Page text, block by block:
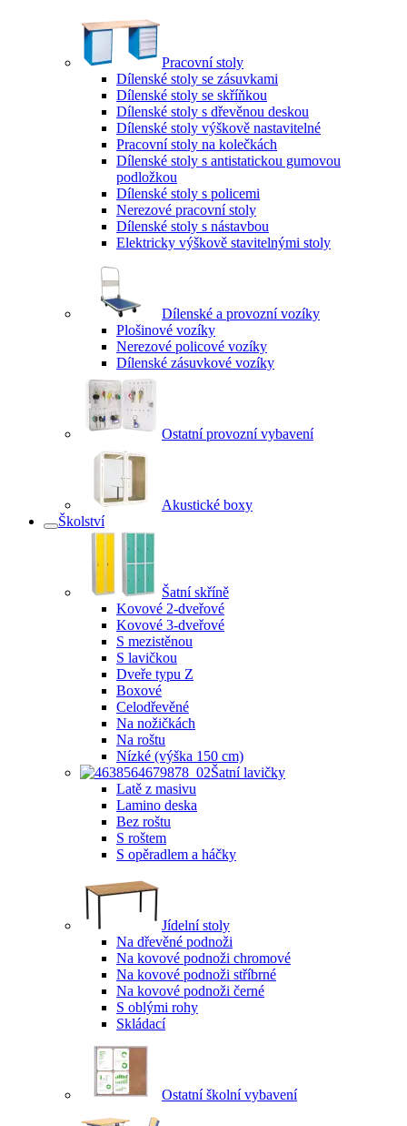
Pracovní stoly
Dílenské stoly se zásuvkami
Dílenské stoly se skříňkou
Dílenské stoly s dřevěnou deskou
Dílenské stoly výškově nastavitelné
Pracovní stoly na kolečkách
Dílenské stoly s antistatickou gumovou
podložkou
Dílenské stoly s policemi
Nerezové pracovní stoly
Dílenské stoly s nástavbou
Elektricky výškově stavitelnými stoly
Dílenské a provozní vozíky
Plošinové vozíky
Nerezové policové vozíky
Dílenské zásuvkové vozíky
Ostatní provozní vybavení
Akustické boxy
Školství
Šatní skříně
Kovové 2-dveřové
Kovové 3-dveřové
S mezistěnou
S lavičkou
Dveře typu Z
Boxové
Celodřevěné
Na nožičkách
Na roštu
Nízké (výška 150 cm)
Šatní lavičky
Latě z masivu
Lamino deska
Bez roštu
S roštem
S opěradlem a háčky
Jídelní stoly
Na dřevěné podnoži
Na kovové podnoži chromové
Na kovové podnoži stříbrné
Na kovové podnoži černé
S oblými rohy
Skládací
Ostatní školní vybavení